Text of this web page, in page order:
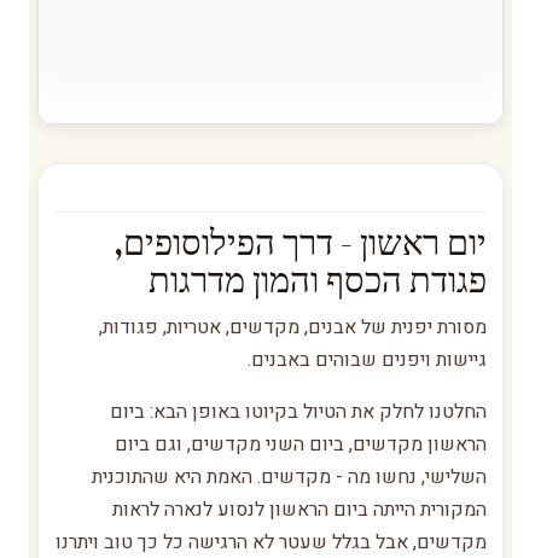
יום ראשון - דרך הפילוסופים,
פגודת הכסף והמון מדרגות
מסורת יפנית של אבנים, מקדשים, אטריות, פגודות,
גיישות ויפנים שבוהים באבנים.
החלטנו לחלק את הטיול בקיוטו באופן הבא: ביום
הראשון מקדשים, ביום השני מקדשים, וגם ביום
השלישי, נחשו מה - מקדשים. האמת היא שהתוכנית
המקורית הייתה ביום הראשון לנסוע לנארה לראות
מקדשים, אבל בגלל שעטר לא הרגישה כל כך טוב ויתרנו